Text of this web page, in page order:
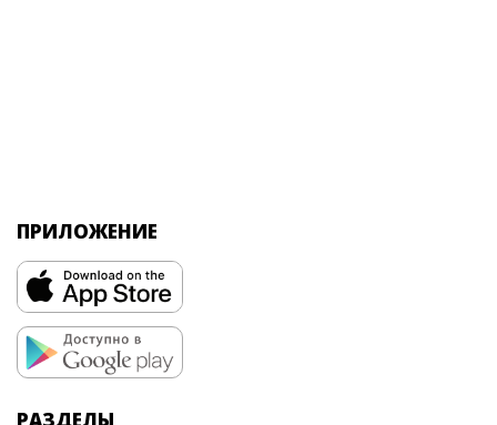
ПРИЛОЖЕНИЕ
РАЗДЕЛЫ